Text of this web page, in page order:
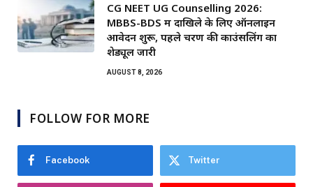
CG NEET UG Counselling 2026:
MBBS-BDS में दाखिले के लिए ऑनलाइन
आवेदन शुरू, पहले चरण की काउंसलिंग का
शेड्यूल जारी
AUGUST 8, 2026
FOLLOW FOR MORE
Facebook Twitter